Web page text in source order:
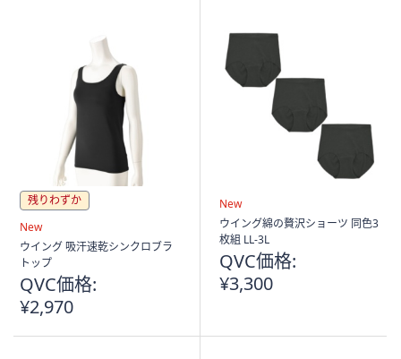
残りわずか
New
ウイング 吸汗速乾シンクロブラ
トップ
QVC価格:
¥2,970
New
ウイング綿の贅沢ショーツ 同色3
枚組 LL-3L
QVC価格:
¥3,300